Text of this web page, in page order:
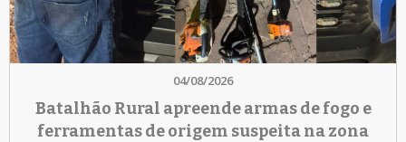
04/08/2026
Batalhão Rural apreende armas de fogo e
ferramentas de origem suspeita na zona